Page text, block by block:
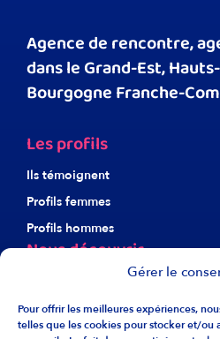
Gérer le
Pour offrir les meilleures expériences,
telles que les cookies pour stocker et/ou
Agence de rencontre,
dans le Grand-Est,
Bourgogne Franche-
Les profils
Ils témoignent
Profils femmes
Profils hommes
Nous découvrir
À propos d’Harmonie
Notre éthique
Nos agences